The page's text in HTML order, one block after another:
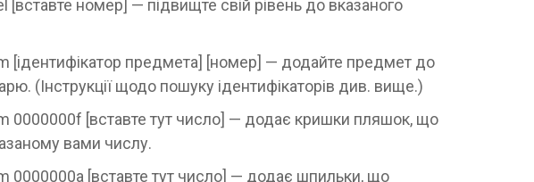
[вставте номер] — підвищте свій рівень до вказаного
[ідентифікатор предмета] [номер] — додайте предмет до
(Інструкції щодо пошуку ідентифікаторів див. вище.)
0000000f [вставте тут число] — додає кришки пляшок, що
вами числу.
0000000a [вставте тут число] — додає шпильки, що